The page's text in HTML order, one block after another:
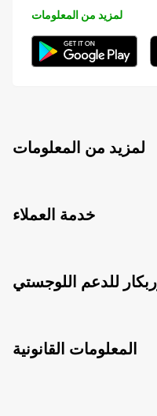
لمزيد من المعلومات
لمزيد من المعلومات
خدمة العملاء
للدعم اللوجستي
المعلومات القانونية